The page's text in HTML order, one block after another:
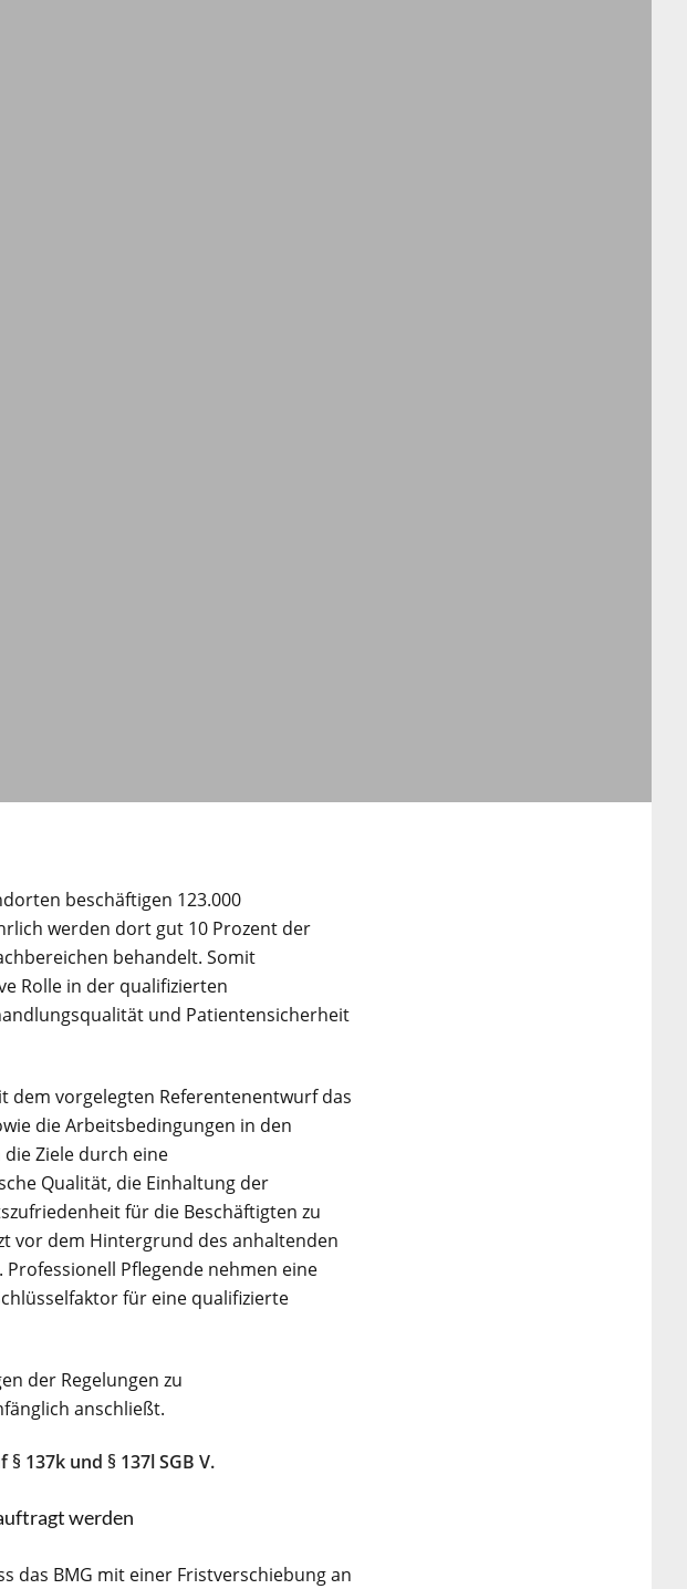
beschäftigen 123.000
werden dort gut 10 Prozent der
behandelt. Somit
Rolle in der qualifizierten
und Patientensicherheit
dem vorgelegten Referentenentwurf das
die Arbeitsbedingungen in den
Ziele durch eine
Qualität, die Einhaltung der
für die Beschäftigten zu
vor dem Hintergrund des anhaltenden
Pflegende nehmen eine
für eine qualifizierte
der Regelungen zu
anschließt.
137k und § 137l SGB V.
werden
das BMG mit einer Fristverschiebung an